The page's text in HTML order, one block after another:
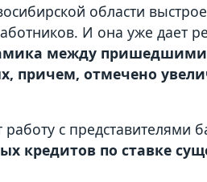
области
И она уже дает
между пришедшими
причем, отмечено
с представителями
кредитов по ставке